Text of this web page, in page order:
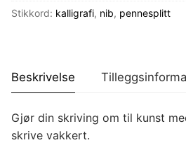
tipp
Stikkord: kalligrafi, nib, pennesplitt
Beskrivelse
Gjør din skriving om til kunst
skrive vakkert.